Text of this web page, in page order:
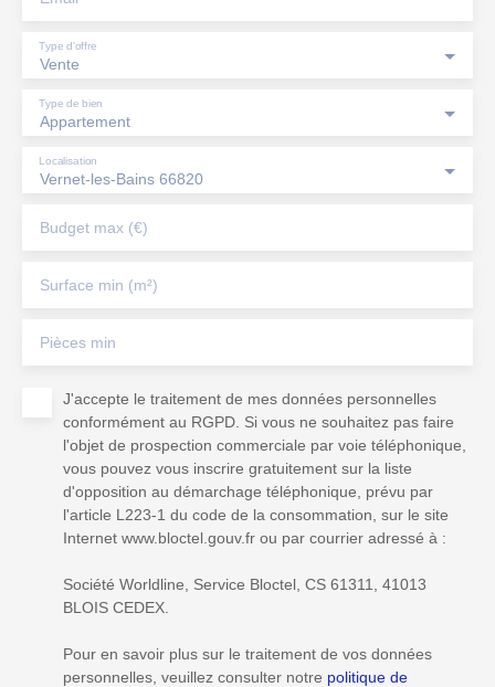
Vente
Type d'offre
Appartement
Type de bien
Vernet-les-Bains 66820
Localisation
Budget max (€)
Surface min (m²)
Pièces min
J'accepte le traitement de mes données personnelles
conformément au RGPD. Si vous ne souhaitez pas faire
l'objet de prospection commerciale par voie téléphonique,
vous pouvez vous inscrire gratuitement sur la liste
d'opposition au démarchage téléphonique, prévu par
l'article L223-1 du code de la consommation, sur le site
Internet www.bloctel.gouv.fr ou par courrier adressé à :
Société Worldline, Service Bloctel, CS 61311, 41013
BLOIS CEDEX.
Pour en savoir plus sur le traitement de vos données
personnelles, veuillez consulter notre politique de